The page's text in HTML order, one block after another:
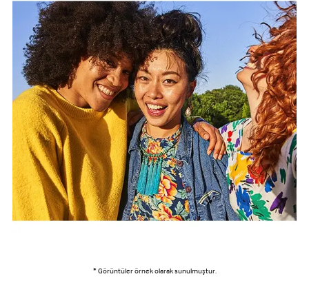
* Görüntüler örnek olarak sunulmuştur.